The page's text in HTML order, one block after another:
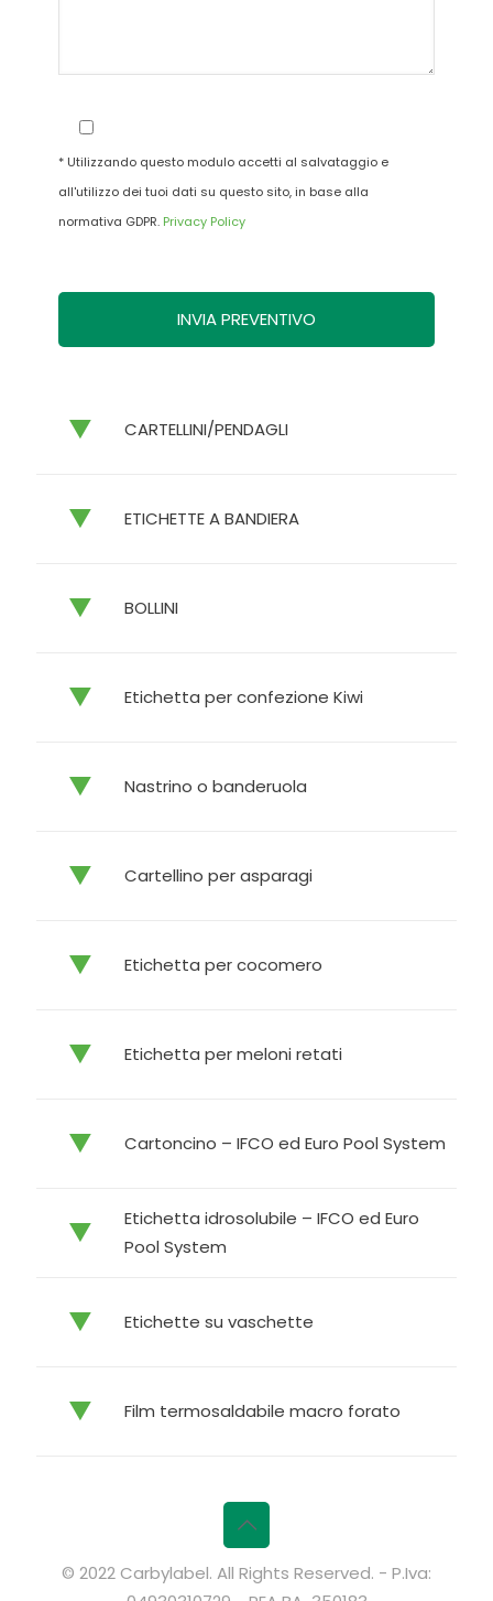
* Utilizzando questo modulo accetti al salvataggio e
all'utilizzo dei tuoi dati su questo sito, in base alla
normativa GDPR. Privacy Policy
CARTELLINI/PENDAGLI
ETICHETTE A BANDIERA
BOLLINI
Etichetta per confezione Kiwi
Nastrino o banderuola
Cartellino per asparagi
Etichetta per cocomero
Etichetta per meloni retati
Cartoncino – IFCO ed Euro Pool System
Etichetta idrosolubile – IFCO ed Euro
Pool System
Etichette su vaschette
Film termosaldabile macro forato
© 2022 Carbylabel. All Rights Reserved. - P.Iva: